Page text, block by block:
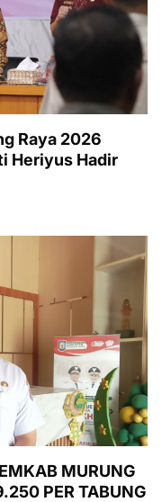
Raya 2026
Heriyus Hadir
MURUNG
PER TABUNG